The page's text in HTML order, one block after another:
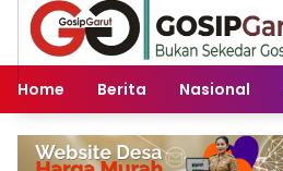
Langsung
konten
Home Berita Nasional